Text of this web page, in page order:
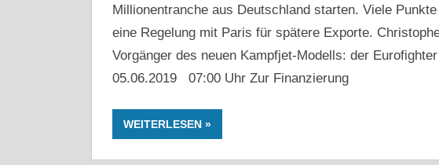
Millionentranche aus Deutschland starten. Viele
eine Regelung mit Paris für spätere Exporte.
Vorgänger des neuen Kampfjet-Modells: der
05.06.2019 07:00 Uhr Zur Finanzierung
WEITERLESEN